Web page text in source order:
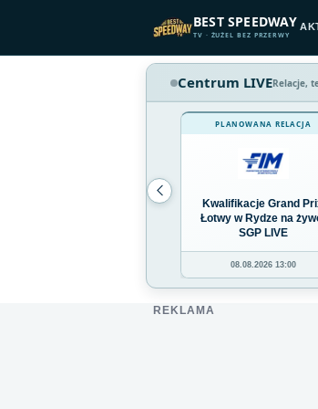
BEST SPEEDWAY
TV · ŻUŻEL BEZ PRZERWY
Centrum LIVERelacje,
PLANOWANA RELACJA
Kwalifikacje Grand
Łotwy w Rydze na
SGP LIVE
08.08.2026 13:00
REKLAMA